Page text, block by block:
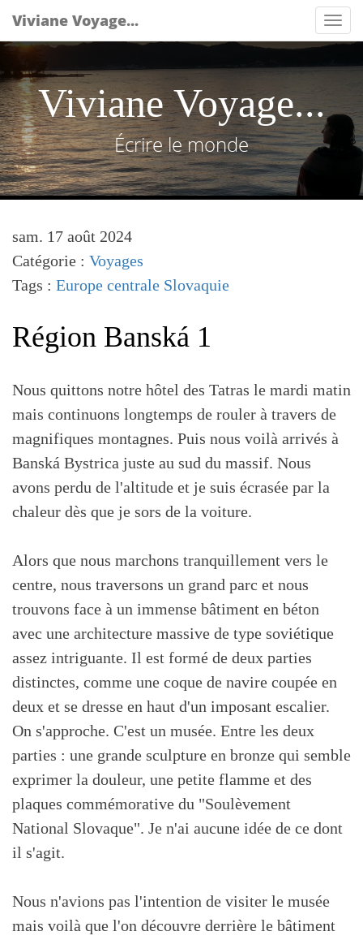
Viviane Voyage...
Viviane Voyage...
Écrire le monde
sam. 17 août 2024
Catégorie : Voyages
Tags : Europe centrale Slovaquie
Région Banská 1
Nous quittons notre hôtel des Tatras le mardi matin
mais continuons longtemps de rouler à travers de
magnifiques montagnes. Puis nous voilà arrivés à
Banská Bystrica juste au sud du massif. Nous
avons perdu de l'altitude et je suis écrasée par la
chaleur dès que je sors de la voiture.
Alors que nous marchons tranquillement vers le
centre, nous traversons un grand parc et nous
trouvons face à un immense bâtiment en béton
avec une architecture massive de type soviétique
assez intriguante. Il est formé de deux parties
distinctes, comme une coque de navire coupée en
deux et se dresse en haut d'un imposant escalier.
On s'approche. C'est un musée. Entre les deux
parties : une grande sculpture en bronze qui semble
exprimer la douleur, une petite flamme et des
plaques commémorative du "Soulèvement
National Slovaque". Je n'ai aucune idée de ce dont
il s'agit.
Nous n'avions pas l'intention de visiter le musée
mais voilà que l'on découvre derrière le bâtiment